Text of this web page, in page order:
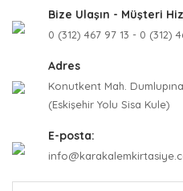
Bize Ulaşın - Müşteri
0 (312) 467 97 13 - 0 (312)
Adres
Konutkent Mah.
(Eskişehir Yolu Sisa Kule)
E-posta: